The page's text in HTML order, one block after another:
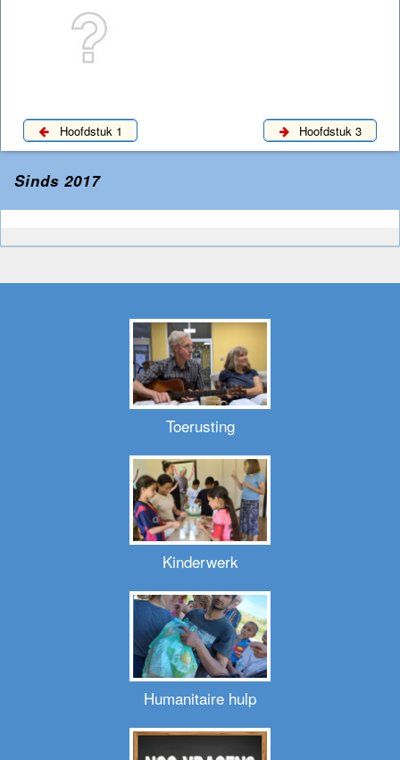
Hoofdstuk 1 Hoofdstuk 3
Sinds 2017
Toerusting
Kinderwerk
Humanitaire hulp